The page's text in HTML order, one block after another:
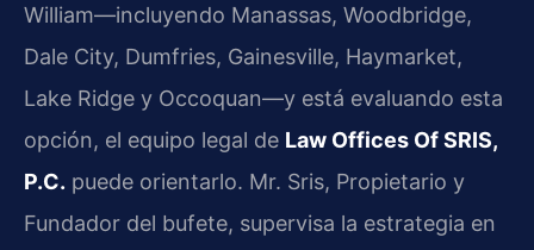
William—incluyendo Manassas, Woodbridge,
Dale City, Dumfries, Gainesville, Haymarket,
Lake Ridge y Occoquan—y está evaluando esta
opción, el equipo legal de Law Offices Of SRIS,
P.C. puede orientarlo. Mr. Sris, Propietario y
Fundador del bufete, supervisa la estrategia en